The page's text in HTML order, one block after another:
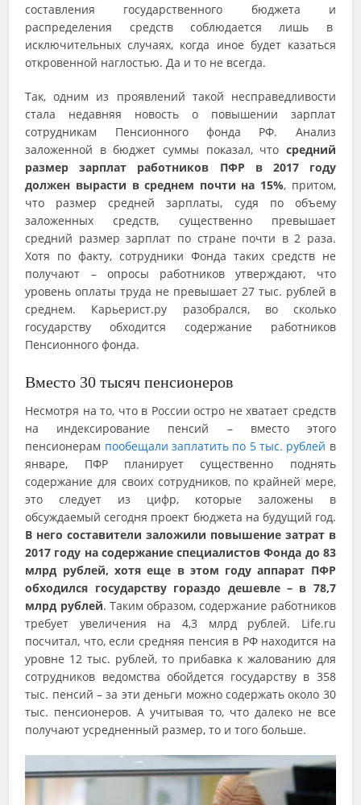
составления государственного бюджета и
распределения средств соблюдается лишь в
исключительных случаях, когда иное будет казаться
откровенной наглостью. Да и то не всегда.
Так, одним из проявлений такой несправедливости
стала недавняя новость о повышении зарплат
сотрудникам Пенсионного фонда РФ. Анализ
заложенной в бюджет суммы показал, что средний
размер зарплат работников ПФР в 2017 году
должен вырасти в среднем почти на 15%, притом,
что размер средней зарплаты, судя по объему
заложенных средств, существенно превышает
средний размер зарплат по стране почти в 2 раза.
Хотя по факту, сотрудники Фонда таких средств не
получают – опросы работников утверждают, что
уровень оплаты труда не превышает 27 тыс. рублей в
среднем. Карьерист.ру разобрался, во сколько
государству обходится содержание работников
Пенсионного фонда.
Вместо 30 тысяч пенсионеров
Несмотря на то, что в России остро не хватает средств
на индексирование пенсий – вместо этого
пенсионерам пообещали заплатить по 5 тыс. рублей в
январе, ПФР планирует существенно поднять
содержание для своих сотрудников, по крайней мере,
это следует из цифр, которые заложены в
обсуждаемый сегодня проект бюджета на будущий год.
В него составители заложили повышение затрат в
2017 году на содержание специалистов Фонда до 83
млрд рублей, хотя еще в этом году аппарат ПФР
обходился государству гораздо дешевле – в 78,7
млрд рублей. Таким образом, содержание работников
требует увеличения на 4,3 млрд рублей. Life.ru
посчитал, что, если средняя пенсия в РФ находится на
уровне 12 тыс. рублей, то прибавка к жалованию для
сотрудников ведомства обойдется государству в 358
тыс. пенсий – за эти деньги можно содержать около 30
тыс. пенсионеров. А учитывая то, что далеко не все
получают усредненный размер, то и того больше.